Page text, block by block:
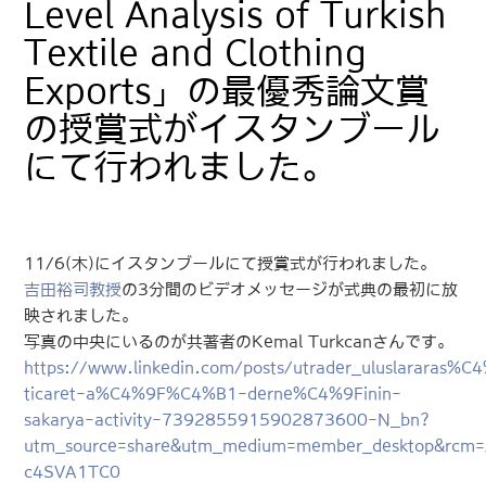
Level Analysis of Turkish
Textile and Clothing
Exports」の最優秀論文賞
の授賞式がイスタンブール
にて行われました。
11/6(木)にイスタンブールにて授賞式が行われました。
吉田裕司教授の3分間のビデオメッセージが式典の最初に放
映されました。
写真の中央にいるのが共著者のKemal Turkcanさんです。
https://www.linkedin.com/posts/
ticaret-a%C4%9F%C4%B1-derne%C4%9Finin-
sakarya-activity-7392855915902873600-N_bn?
c4SVA1TC0